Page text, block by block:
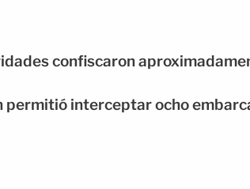
confiscaron
permitió interceptar ocho